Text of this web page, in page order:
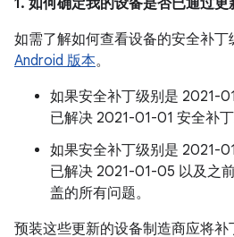
1. 如何确定我的设备是否已通过更
如需了解如何查看设备的安全补丁
Android 版本。
如果安全补丁级别是 2021-
已解决 2021-01-01 安全补
如果安全补丁级别是 2021-
已解决 2021-01-05 以及之
盖的所有问题。
预装这些更新的设备制造商应将补